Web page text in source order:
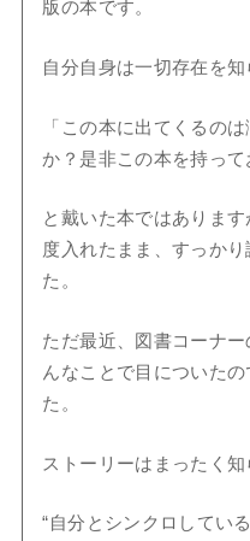
版の本です。
自分自身は一切存在を
「この本に出てくるの
か？是非この本を持って
と戴いた本ではありま
度入れたまま、すっか
た。
ただ最近、図書コーナ
んなことで目についた
た。
ストーリーはまったく
“自分とシンクロしてい